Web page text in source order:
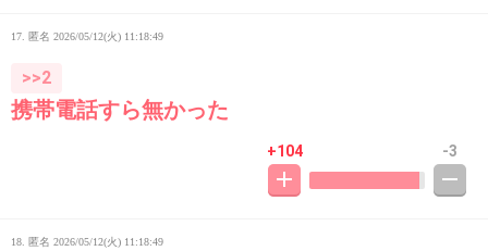
17. 匿名 2026/05/12(火) 11:18:49
>>2
携帯電話すら無かった
+104 -3
18. 匿名 2026/05/12(火) 11:18:49